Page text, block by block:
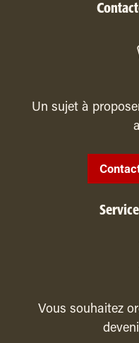
Un sujet à
Vous souhaitez